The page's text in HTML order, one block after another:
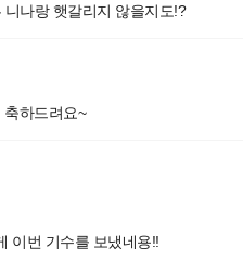
나랑 햇갈리지 않을지도!?
축하드려요~
이번 기수를 보냈네용!!